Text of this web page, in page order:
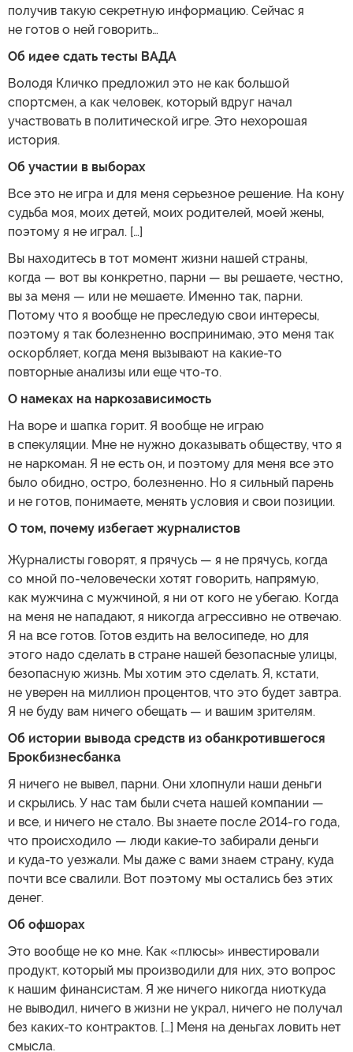
получив такую секретную информацию. Сейчас я
не готов о ней говорить…
Об идее сдать тесты ВАДА
Володя Кличко предложил это не как большой
спортсмен, а как человек, который вдруг начал
участвовать в политической игре. Это нехорошая
история.
Об участии в выборах
Все это не игра и для меня серьезное решение. На кону
судьба моя, моих детей, моих родителей, моей жены,
поэтому я не играл. […]
Вы находитесь в тот момент жизни нашей страны,
когда — вот вы конкретно, парни — вы решаете, честно,
вы за меня — или не мешаете. Именно так, парни.
Потому что я вообще не преследую свои интересы,
поэтому я так болезненно воспринимаю, это меня так
оскорбляет, когда меня вызывают на какие-то
повторные анализы или еще что-то.
О намеках на наркозависимость
На воре и шапка горит. Я вообще не играю
в спекуляции. Мне не нужно доказывать обществу, что я
не наркоман. Я не есть он, и поэтому для меня все это
было обидно, остро, болезненно. Но я сильный парень
и не готов, понимаете, менять условия и свои позиции.
О том, почему избегает журналистов
Журналисты говорят, я прячусь — я не прячусь, когда
со мной по-человечески хотят говорить, напрямую,
как мужчина с мужчиной, я ни от кого не убегаю. Когда
на меня не нападают, я никогда агрессивно не отвечаю.
Я на все готов. Готов ездить на велосипеде, но для
этого надо сделать в стране нашей безопасные улицы,
безопасную жизнь. Мы хотим это сделать. Я, кстати,
не уверен на миллион процентов, что это будет завтра.
Я не буду вам ничего обещать — и вашим зрителям.
Об истории вывода средств из обанкротившегося
Брокбизнесбанка
Я ничего не вывел, парни. Они хлопнули наши деньги
и скрылись. У нас там были счета нашей компании —
и все, и ничего не стало. Вы знаете после 2014-го года,
что происходило — люди какие-то забирали деньги
и куда-то уезжали. Мы даже с вами знаем страну, куда
почти все свалили. Вот поэтому мы остались без этих
денег.
Об офшорах
Это вообще не ко мне. Как «плюсы» инвестировали
продукт, который мы производили для них, это вопрос
к нашим финансистам. Я же ничего никогда ниоткуда
не выводил, ничего в жизни не украл, ничего не получал
без каких-то контрактов. […] Меня на деньгах ловить нет
смысла.